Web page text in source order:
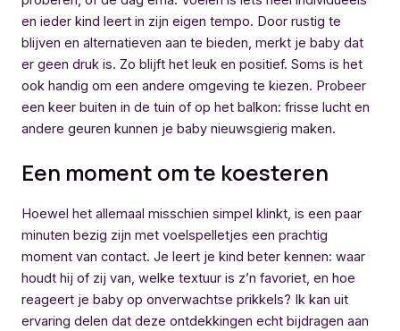
en ieder kind leert in zijn eigen tempo. Door rustig te
blijven en alternatieven aan te bieden, merkt je baby dat
er geen druk is. Zo blijft het leuk en positief. Soms is het
ook handig om een andere omgeving te kiezen. Probeer
een keer buiten in de tuin of op het balkon: frisse lucht en
andere geuren kunnen je baby nieuwsgierig maken.
Een moment om te koesteren
Hoewel het allemaal misschien simpel klinkt, is een paar
minuten bezig zijn met voelspelletjes een prachtig
moment van contact. Je leert je kind beter kennen: waar
houdt hij of zij van, welke textuur is z’n favoriet, en hoe
reageert je baby op onverwachtse prikkels? Ik kan uit
ervaring delen dat deze ontdekkingen echt bijdragen aan